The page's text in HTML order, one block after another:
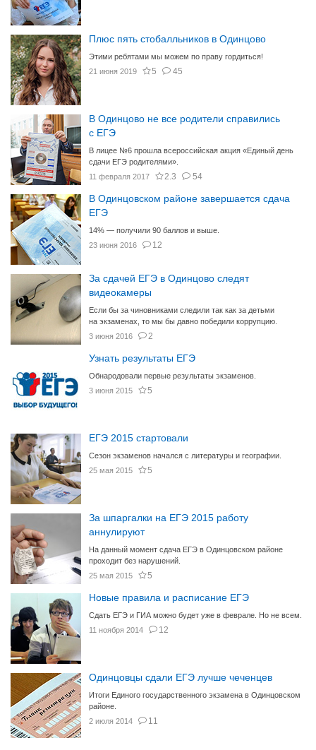
Плюс пять стобалльников в Одинцово
Этими ребятами мы можем по праву гордиться!
21 июня 2019
5 45
В Одинцово не все родители справились
с ЕГЭ
В лицее №6 прошла всероссийская акция «Единый день
сдачи ЕГЭ родителями».
11 февраля 2017
2.3 54
В Одинцовском районе завершается сдача
ЕГЭ
14% — получили 90 баллов и выше.
23 июня 2016
12
За сдачей ЕГЭ в Одинцово следят
видеокамеры
Если бы за чиновниками следили так как за детьми
на экзаменах, то мы бы давно победили коррупцию.
3 июня 2016
2
Узнать результаты ЕГЭ
Обнародовали первые результаты экзаменов.
3 июня 2015
5
ЕГЭ 2015 стартовали
Сезон экзаменов начался с литературы и географии.
25 мая 2015
5
За шпаргалки на ЕГЭ 2015 работу
аннулируют
На данный момент сдача ЕГЭ в Одинцовском районе
проходит без нарушений.
25 мая 2015
5
Новые правила и расписание ЕГЭ
Сдать ЕГЭ и ГИА можно будет уже в феврале. Но не всем.
11 ноября 2014
12
Одинцовцы сдали ЕГЭ лучше чеченцев
Итоги Единого государственного экзамена в Одинцовском
районе.
2 июля 2014
11